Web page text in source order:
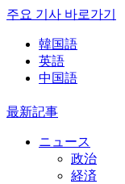
주요 기사 바로가기
韓国語
英語
中国語
最新記事
ニュース
政治
経済